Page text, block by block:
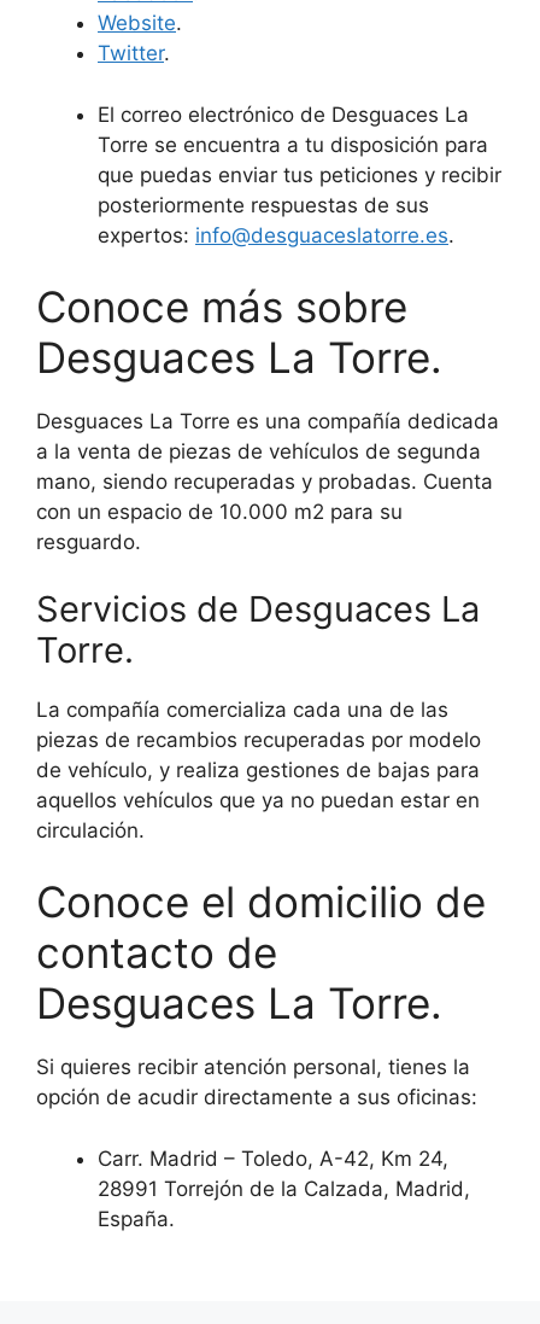
Website.
Twitter.
El correo electrónico de Desguaces La
Torre se encuentra a tu disposición para
que puedas enviar tus peticiones y recibir
posteriormente respuestas de sus
expertos: info@desguaceslatorre.es.
Conoce más sobre
Desguaces La Torre.
Desguaces La Torre es una compañía dedicada
a la venta de piezas de vehículos de segunda
mano, siendo recuperadas y probadas. Cuenta
con un espacio de 10.000 m2 para su
resguardo.
Servicios de Desguaces La
Torre.
La compañía comercializa cada una de las
piezas de recambios recuperadas por modelo
de vehículo, y realiza gestiones de bajas para
aquellos vehículos que ya no puedan estar en
circulación.
Conoce el domicilio de
contacto de
Desguaces La Torre.
Si quieres recibir atención personal, tienes la
opción de acudir directamente a sus oficinas:
Carr. Madrid – Toledo, A-42, Km 24,
28991 Torrejón de la Calzada, Madrid,
España.